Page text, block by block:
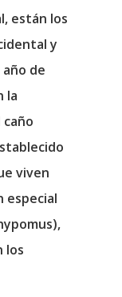
están los
y
de
la
viven
especial
los